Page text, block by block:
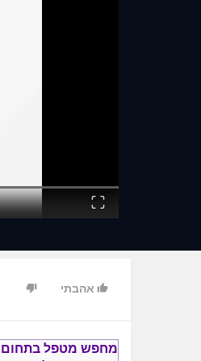
אהבתי
מחפש מטפל